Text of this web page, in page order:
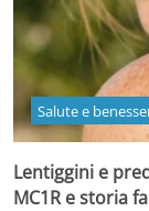
Salute e
Lentiggini e
MC1R e storia